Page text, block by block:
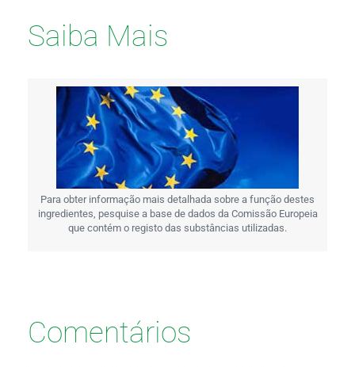
Saiba Mais
Para obter informação mais detalhada sobre a função destes
ingredientes, pesquise a base de dados da Comissão Europeia
que contém o registo das substâncias utilizadas.
Comentários